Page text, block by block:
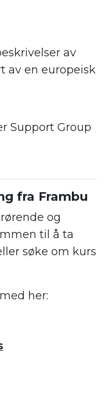
av
av en europeisk
Support Group
fra Frambu
og
til å ta
søke om kurs
her: